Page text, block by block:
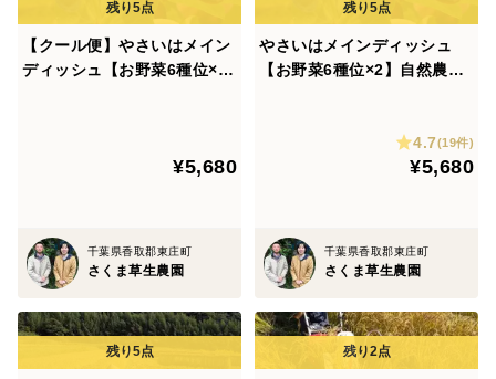
【クール便】やさいはメイン
ディッシュ【お野菜6種位×
¥5,680
千葉県香取郡東庄町
さくま草生農園
やさいはメインディッシュ
【お野菜6種位×2】自然農の
4.7(19件)
¥5,680
千葉県香取郡東庄町
さくま草生農園